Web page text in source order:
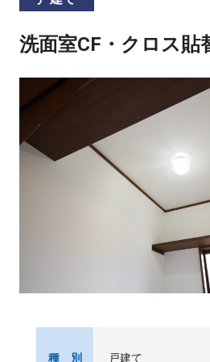
洗面室CF・クロス貼
種 別 戸建て